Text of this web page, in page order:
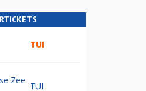
TUI
Zee
TUI